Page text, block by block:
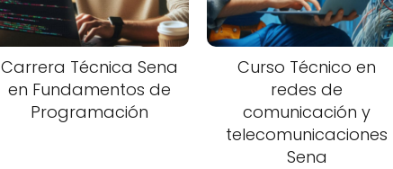
Carrera Técnica Sena
en Fundamentos de
Programación
Curso Técnico en
redes de
comunicación y
telecomunicaciones
Sena